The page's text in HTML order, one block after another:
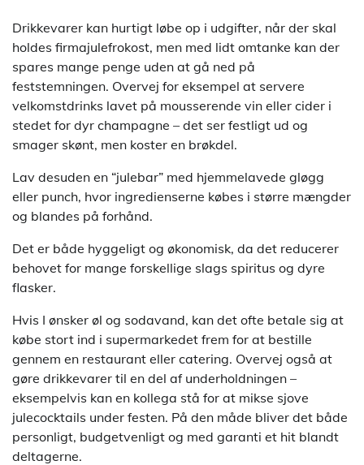
Drikkevarer kan hurtigt løbe op i udgifter, når der skal
holdes firmajulefrokost, men med lidt omtanke kan der
spares mange penge uden at gå ned på
feststemningen. Overvej for eksempel at servere
velkomstdrinks lavet på mousserende vin eller cider i
stedet for dyr champagne – det ser festligt ud og
smager skønt, men koster en brøkdel.
Lav desuden en “julebar” med hjemmelavede gløgg
eller punch, hvor ingredienserne købes i større mængder
og blandes på forhånd.
Det er både hyggeligt og økonomisk, da det reducerer
behovet for mange forskellige slags spiritus og dyre
flasker.
Hvis I ønsker øl og sodavand, kan det ofte betale sig at
købe stort ind i supermarkedet frem for at bestille
gennem en restaurant eller catering. Overvej også at
gøre drikkevarer til en del af underholdningen –
eksempelvis kan en kollega stå for at mikse sjove
julecocktails under festen. På den måde bliver det både
personligt, budgetvenligt og med garanti et hit blandt
deltagerne.